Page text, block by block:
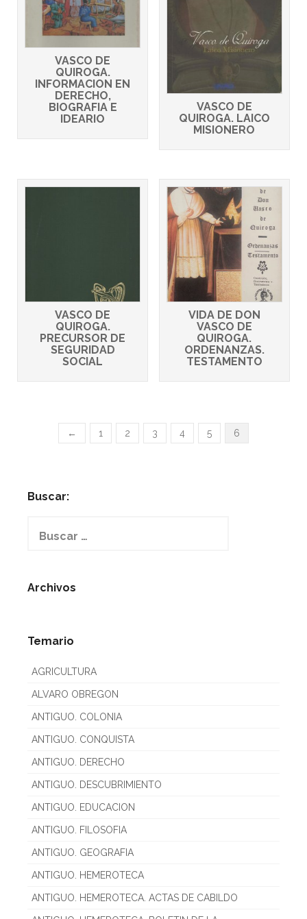
VASCO DE
QUIROGA.
INFORMACION EN
DERECHO,
BIOGRAFIA E
IDEARIO
VASCO DE
QUIROGA. LAICO
MISIONERO
VASCO DE
QUIROGA.
PRECURSOR DE
SEGURIDAD
SOCIAL
VIDA DE DON
VASCO DE
QUIROGA.
ORDENANZAS.
TESTAMENTO
← 1 2 3 4 5 6
Buscar:
Archivos
Temario
AGRICULTURA
ALVARO OBREGON
ANTIGUO. COLONIA
ANTIGUO. CONQUISTA
ANTIGUO. DERECHO
ANTIGUO. DESCUBRIMIENTO
ANTIGUO. EDUCACION
ANTIGUO. FILOSOFIA
ANTIGUO. GEOGRAFIA
ANTIGUO. HEMEROTECA
ANTIGUO. HEMEROTECA. ACTAS DE CABILDO